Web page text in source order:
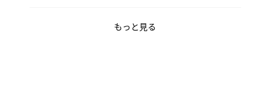
もっと見る